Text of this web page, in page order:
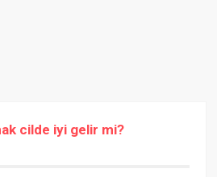
cilde iyi gelir mi?